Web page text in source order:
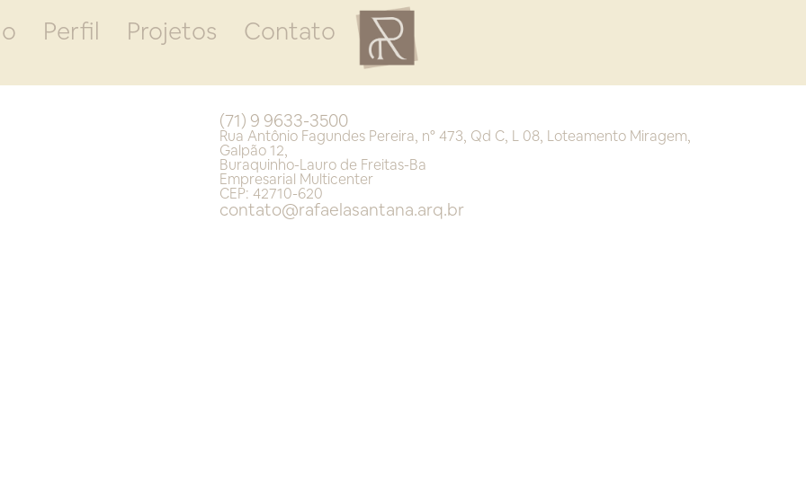
Perfil Projetos Contato
(71) 9 9633-3500
Rua Antônio Fagundes Pereira, n° 473, Qd C, L 08, Loteamento Miragem,
Galpão 12,
Buraquinho-Lauro de Freitas-Ba
Empresarial Multicenter
CEP: 42710-620
contato@rafaelasantana.arq.br